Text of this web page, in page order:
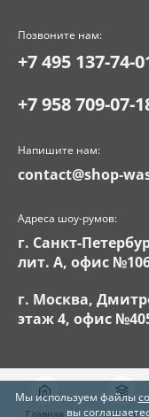
Позвоните нам:
+7 495 137-74-
+7 958 709-07-
Напишите нам:
contact@shop-
Адреса шоу-румов:
г. Санкт-
лит. А, офис
г. Москва,
этаж 4, офис
Главная Каталог
Мы используем файлы
вы